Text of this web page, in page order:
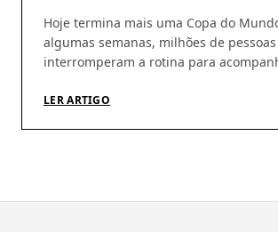
Hoje termina mais uma Copa do
algumas semanas, milhões de pessoas
interromperam a rotina para
acreditar. A Copa tem essa capacidade
LER ARTIGO